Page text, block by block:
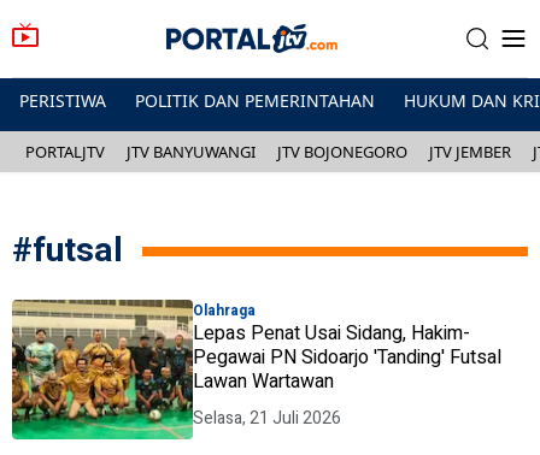
PERISTIWA POLITIK DAN PEMERINTAHAN HUKUM DAN
PORTALJTV JTV BANYUWANGI JTV BOJONEGORO JTV JEMBER
#futsal
Olahraga
Lepas Penat Usai Sidang, Hakim-
Pegawai PN Sidoarjo 'Tanding' Futsal
Lawan Wartawan
Selasa, 21 Juli 2026